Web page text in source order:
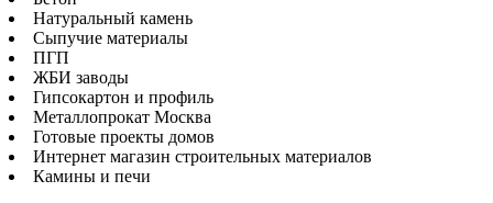
Натуральный камень
Сыпучие материалы
ПГП
ЖБИ заводы
Гипсокартон и профиль
Металлопрокат Москва
Готовые проекты домов
Интернет магазин строительных материалов
Камины и печи